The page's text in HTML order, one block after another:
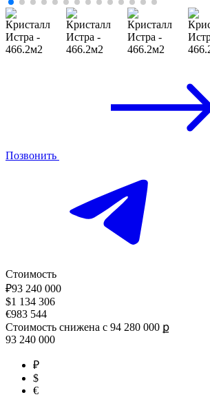
Позвонить
Стоимость
₽93 240 000
$1 134 306
€983 544
Стоимость снижена с 94 280 000 ք
93 240 000
₽
$
€